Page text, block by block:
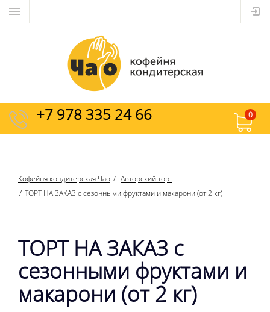
+7 978 335 24 66 0
Кофейня кондитерская Чао
Авторский торт
ТОРТ НА ЗАКАЗ с сезонными фруктами и макарони (от 2 кг)
ТОРТ НА ЗАКАЗ с
сезонными фруктами и
макарони (от 2 кг)